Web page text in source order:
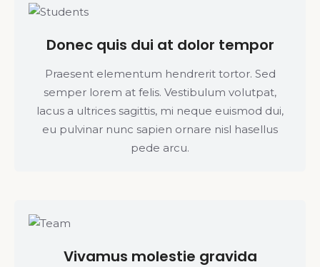
Donec quis dui at dolor tempor
Praesent elementum hendrerit tortor. Sed
semper lorem at felis. Vestibulum volutpat,
lacus a ultrices sagittis, mi neque euismod dui,
eu pulvinar nunc sapien ornare nisl hasellus
pede arcu.
Vivamus molestie gravida